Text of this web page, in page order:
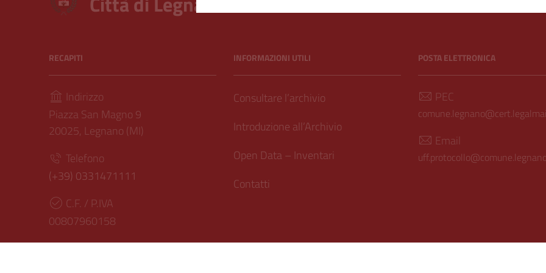
RECAPITI
Indirizzo
Piazza San Magno 9
20025, Legnano (MI)
Telefono
(+39) 0331471111
C.F. / P.IVA
00807960158
INFORMAZIONI UTILI
Consultare l’archivio
Introduzione all’Archivio
Open Data – Inventari
Contatti
POSTA ELETTRONICA
PEC
Email